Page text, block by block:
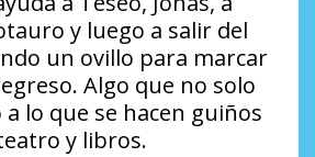
y luego a salir del
un ovillo para marcar
Algo que no solo
lo que se hacen guiños
y libros.